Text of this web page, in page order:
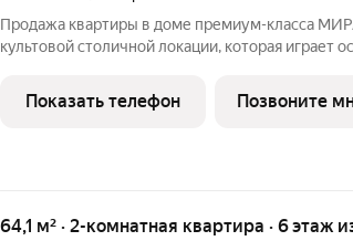
Продажа квартиры в доме премиум-класса
культовой столичной локации, которая играет
площадью 62.29 м расположена в корпусе 2, на
этажного дома.
Показать телефон Позвоните
64,1 м² · 2-комнатная квартира · 6 этаж